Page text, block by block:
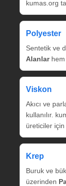
kumas.org
Polyester
Sentetik ve
Alanlarhem
Viskon
Akıcı ve
kullanılır.
üreticiler için
Krep
Buruk ve
üzerinden